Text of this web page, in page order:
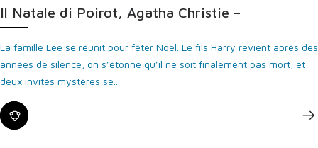
Il Natale di Poirot, Agatha Christie –
La famille Lee se réunit pour fêter Noël. Le fils Harry revient après des
années de silence, on s’étonne qu’il ne soit finalement pas mort, et
deux invités mystères se...